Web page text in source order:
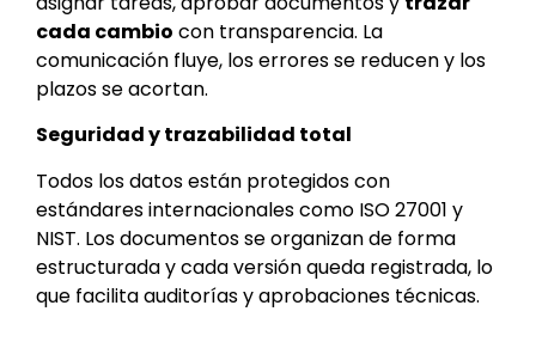
cada cambio con transparencia. La
comunicación fluye, los errores se reducen y los
plazos se acortan.
Seguridad y trazabilidad total
Todos los datos están protegidos con
estándares internacionales como ISO 27001 y
NIST. Los documentos se organizan de forma
estructurada y cada versión queda registrada, lo
que facilita auditorías y aprobaciones técnicas.